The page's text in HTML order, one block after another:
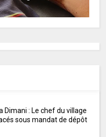
Dimani : Le chef du village
sous mandat de dépôt